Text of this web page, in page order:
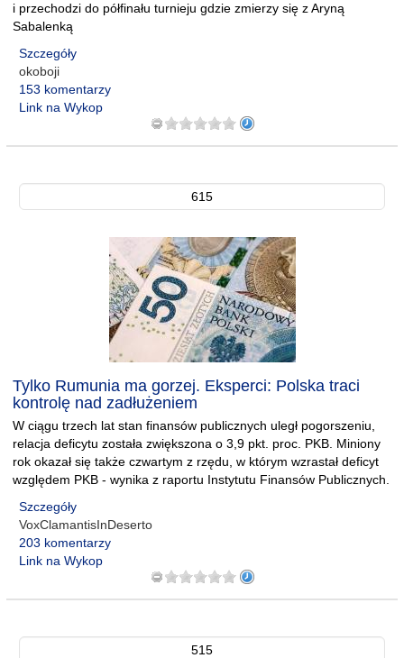
i przechodzi do półfinału turnieju gdzie zmierzy się z Aryną
Sabalenką
Szczegóły
okoboji
153 komentarzy
Link na Wykop
615
Tylko Rumunia ma gorzej. Eksperci: Polska traci
kontrolę nad zadłużeniem
W ciągu trzech lat stan finansów publicznych uległ pogorszeniu,
relacja deficytu została zwiększona o 3,9 pkt. proc. PKB. Miniony
rok okazał się także czwartym z rzędu, w którym wzrastał deficyt
względem PKB - wynika z raportu Instytutu Finansów Publicznych.
Szczegóły
VoxClamantisInDeserto
203 komentarzy
Link na Wykop
515